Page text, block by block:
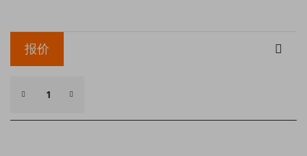
报价